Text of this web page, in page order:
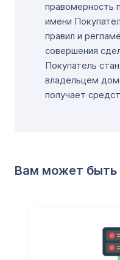
правомерность
имени
правил и
совершения
Покупатель
владельцем
получает
Вам может быть